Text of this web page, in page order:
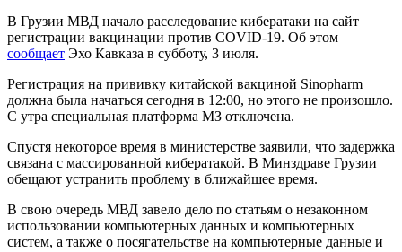
В Грузии МВД начало расследование кибератаки на сайт
регистрации вакцинации против COVID-19. Об этом
сообщает Эхо Кавказа в субботу, 3 июля.
Регистрация на прививку китайской вакциной Sinopharm
должна была начаться сегодня в 12:00, но этого не произошло.
С утра специальная платформа МЗ отключена.
Спустя некоторое время в министерстве заявили, что задержка
связана с массированной кибератакой. В Минздраве Грузии
обещают устранить проблему в ближайшее время.
В свою очередь МВД завело дело по статьям о незаконном
использовании компьютерных данных и компьютерных
систем, а также о посягательстве на компьютерные данные и